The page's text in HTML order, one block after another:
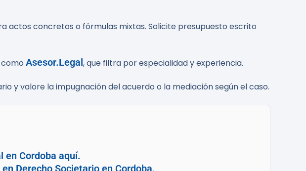
actos concretos o fórmulas mixtas. Solicite presupuesto escrito
Asesor.Legal, que filtra por especialidad y experiencia.
y valore la impugnación del acuerdo o la mediación según el caso.
en Cordoba aquí.
Derecho Societario en Cordoba.